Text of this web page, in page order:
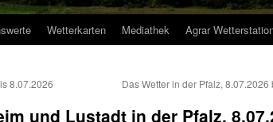
Wetterkarten Mediathek Agrar
8.07.2026 Das Wetter in der Pfalz, 8.07.2026
und Lustadt in der Pfalz,